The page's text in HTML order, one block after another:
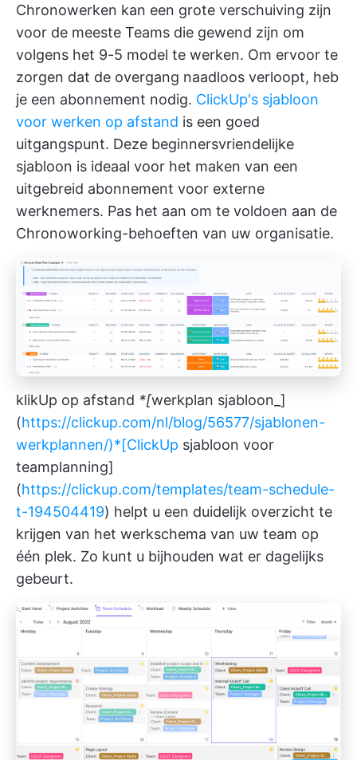
Chronowerken kan een grote verschuiving zijn
voor de meeste Teams die gewend zijn om
volgens het 9-5 model te werken. Om ervoor te
zorgen dat de overgang naadloos verloopt, heb
je een abonnement nodig. ClickUp's sjabloon
voor werken op afstand is een goed
uitgangspunt. Deze beginnersvriendelijke
sjabloon is ideaal voor het maken van een
uitgebreid abonnement voor externe
werknemers. Pas het aan om te voldoen aan de
Chronoworking-behoeften van uw organisatie.
klikUp op afstand *[werkplan sjabloon_]
(https://clickup.com/nl/blog/56577/sjablonen-
werkplannen/)*[ClickUp sjabloon voor
teamplanning]
(https://clickup.com/templates/team-schedule-
t-194504419) helpt u een duidelijk overzicht te
krijgen van het werkschema van uw team op
één plek. Zo kunt u bijhouden wat er dagelijks
gebeurt.